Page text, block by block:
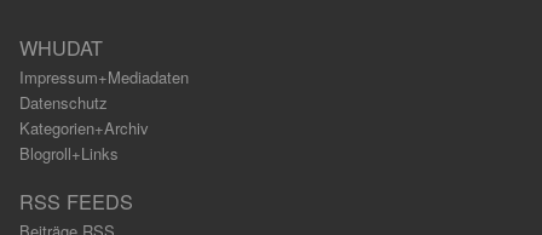
WHUDAT
Impressum+Mediadaten
Datenschutz
Kategorien+Archiv
Blogroll+Links
RSS FEEDS